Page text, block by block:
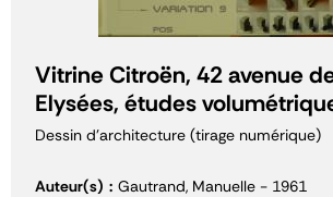
Vitrine Citroën, 42 avenue
Elysées, études
Dessin d'architecture (tirage numérique)
Auteur(s)
Gautrand, Manuelle - 1961